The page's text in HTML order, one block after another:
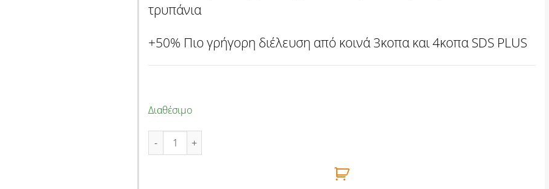
τρυπάνια
+50% Πιο γρήγορη διέλευση από κοινά 3κοπα και 4κοπα SDS PLUS
Διαθέσιμο
ΤΡΥΠΑΝΙ 4Χ4 SDS PLUS 6Χ165mm BENMAN ποσότητα